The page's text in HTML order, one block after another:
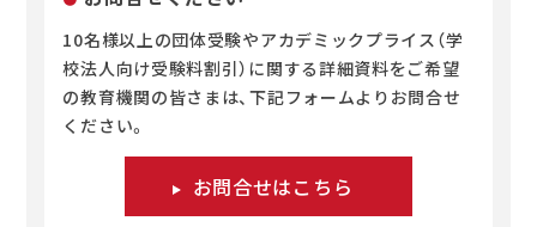
10名様以上の団体受験やアカデミックプライス（学
校法人向け受験料割引）に関する詳細資料をご希望
の教育機関の皆さまは、下記フォームよりお問合せ
ください。
お問合せはこちら